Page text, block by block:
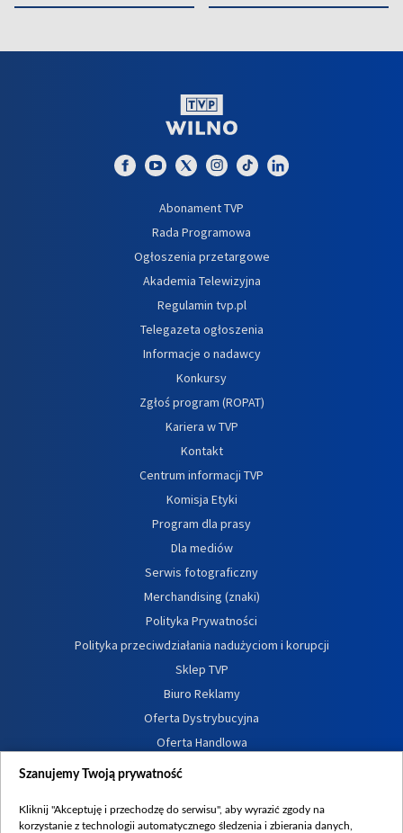
Abonament TVP
Rada Programowa
Ogłoszenia przetargowe
Akademia Telewizyjna
Regulamin tvp.pl
Telegazeta ogłoszenia
Informacje o nadawcy
Konkursy
Zgłoś program (ROPAT)
Kariera w TVP
Kontakt
Centrum informacji TVP
Komisja Etyki
Program dla prasy
Dla mediów
Serwis fotograficzny
Merchandising (znaki)
Polityka Prywatności
Polityka przeciwdziałania nadużyciom i korupcji
Sklep TVP
Biuro Reklamy
Oferta Dystrybucyjna
Oferta Handlowa
Dostępność
Procedura zgłoszeń wewnętrznych
Szanujemy Twoją prywatność
Kliknij "Akceptuję i przechodzę do serwisu", aby wyrazić zgody na
korzystanie z technologii automatycznego śledzenia i zbierania danych,